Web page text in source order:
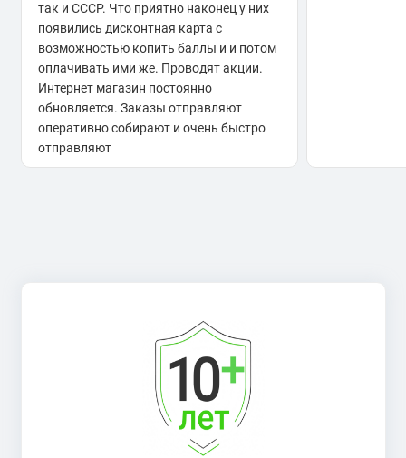
так и СССР. Что приятно наконец у них
появились дисконтная карта с
возможностью копить баллы и и потом
оплачивать ими же. Проводят акции.
Интернет магазин постоянно
обновляется. Заказы отправляют
оперативно собирают и очень быстро
отправляют